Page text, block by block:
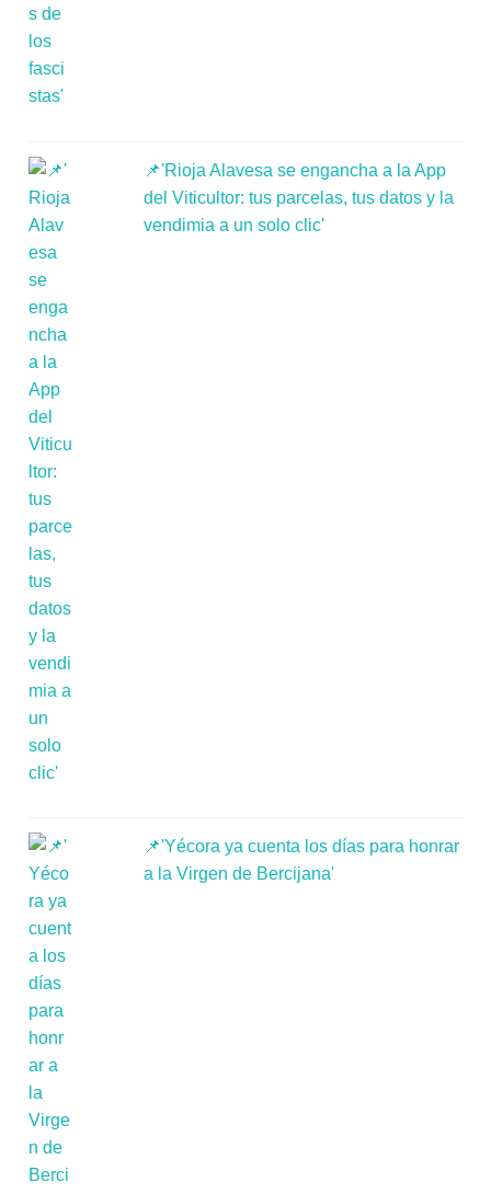
📌'Rioja Alavesa se engancha a la App
del Viticultor: tus parcelas, tus datos y la
vendimia a un solo clic'
📌'Yécora ya cuenta los días para honrar
a la Virgen de Bercijana'